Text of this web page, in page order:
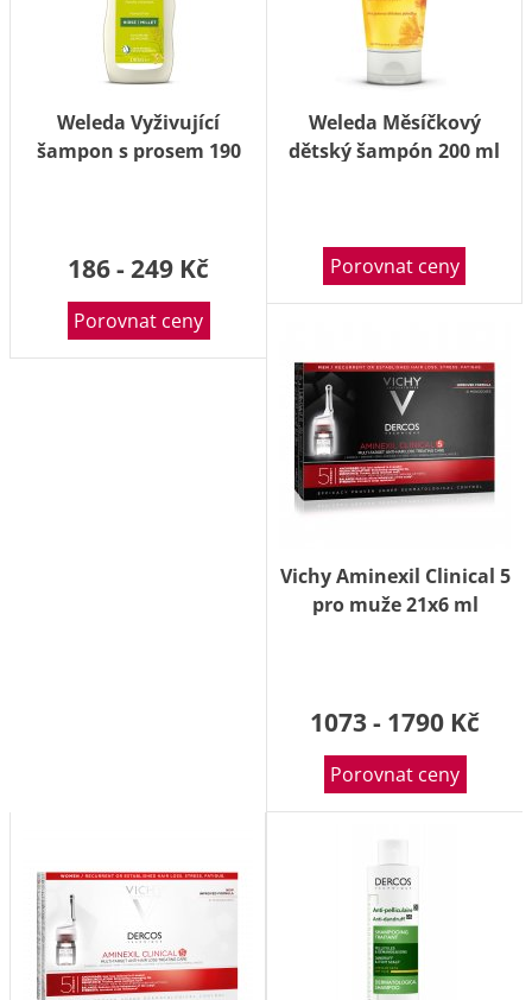
Weleda Vyživující
šampon s prosem 190
186 - 249 Kč
Porovnat ceny
Weleda Měsíčkový
dětský šampón 200 ml
Porovnat ceny
Vichy Aminexil Clinical 5
pro muže 21x6 ml
1073 - 1790 Kč
Porovnat ceny